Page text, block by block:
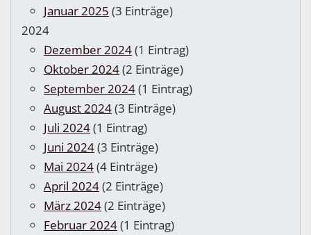
Januar 2025 (3 Einträge)
2024
Dezember 2024(1 Eintrag)
Oktober 2024(2 Einträge)
September 2024(1 Eintrag)
August 2024(3 Einträge)
Juli 2024(1 Eintrag)
Juni 2024(3 Einträge)
Mai 2024(4 Einträge)
April 2024(2 Einträge)
März 2024(2 Einträge)
Februar 2024(1 Eintrag)